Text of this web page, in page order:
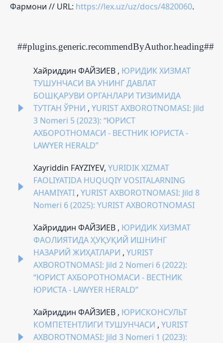
Фармони // URL: https://lex.uz/uz/docs/4820060.
##plugins.generic.recommendByAuthor.heading##
Хайриддин ФАЙЗИЕВ , ЮРИДИК ХИЗМАТ
ТУШУНЧАСИ ВА УНИНГ ДАВЛАТ
БОШҚАРУВИ ОРГАНЛАРИ ТИЗИМИДА
ТУТГАН ЎРНИ , YURIST AXBOROTNOMASI: Jild
3 Nomeri 5 (2023): “ЮРИСТ
АХБОРОТНОМАСИ - ВЕСТНИК ЮРИСТА -
LAWYER HERALD”
Xayriddin FAYZIYEV, YURIDIK XIZMAT
FAOLIYATIDA HUQUQIY VOSITALARNING
AHAMIYATI , YURIST AXBOROTNOMASI: Jild 8
Nomeri 6 (2025): YURIST AXBOROTNOMASI
Хайриддин ФАЙЗИЕВ , ЮРИДИК ХИЗМАТ
ФАОЛИЯТИДА ҲУҚУҚИЙ ИШНИНГ
НАЗАРИЙ ЖИҲАТЛАРИ , YURIST
AXBOROTNOMASI: Jild 2 Nomeri 6 (2022):
“ЮРИСТ АХБОРОТНОМАСИ - ВЕСТНИК
ЮРИСТА - LAWYER HERALD”
Хайриддин ФАЙЗИЕВ , ЮРИСКОНСУЛЬТ
КОМПЕТЕНТЛИГИ ТУШУНЧАСИ , YURIST
AXBOROTNOMASI: Jild 3 Nomeri 1 (2023):